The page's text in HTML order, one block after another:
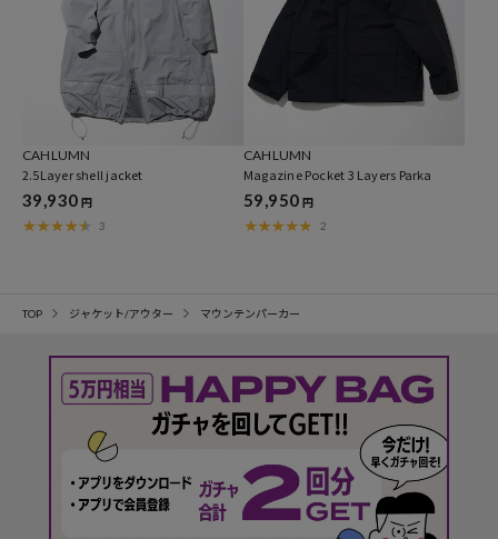
CAHLUMN
2.5Layer shell jacket
39,930 円
3
CAHLUMN
Magazine Pocket 3 Layers Parka
59,950 円
2
TOP ジャケット/アウター マウンテンパーカー